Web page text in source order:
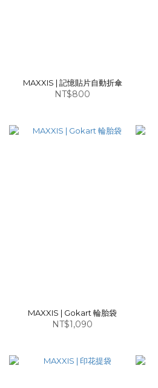
MAXXIS | 記憶貼片自動折傘
NT$800
MAXXIS | Gokart 輪胎袋
NT$1,090